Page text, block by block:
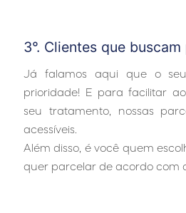
3°. Clientes que
Já falamos aqui que o
prioridade! E para facilitar
seu tratamento, nossas
acessíveis.
Além disso, é você quem
quer parcelar de acordo com